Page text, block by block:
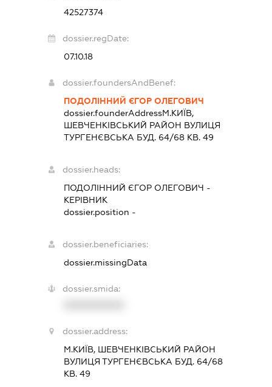
42527374
dossier.regDate:
07.10.18
dossier.foundersAndBenef:
ПОДОЛІННИЙ ЄГОР ОЛЕГОВИЧ
dossier.founderAddressМ.КИЇВ,
ШЕВЧЕНКІВСЬКИЙ РАЙОН ВУЛИЦЯ
ТУРГЕНЄВСЬКА БУД. 64/68 КВ. 49
dossier.heads:
ПОДОЛІННИЙ ЄГОР ОЛЕГОВИЧ -
КЕРІВНИК
dossier.position -
dossier.beneficiaries:
dossier.missingData
dossier.smida:
dossier.address:
М.КИЇВ, ШЕВЧЕНКІВСЬКИЙ РАЙОН
ВУЛИЦЯ ТУРГЕНЄВСЬКА БУД. 64/68
КВ. 49